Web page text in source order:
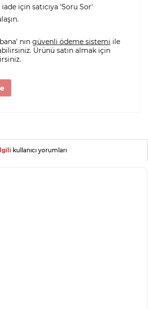
için satıcıya 'Soru Sor'
nın güvenli ödeme sistemi ile
Ürünü satın almak için
kullanıcı yorumları